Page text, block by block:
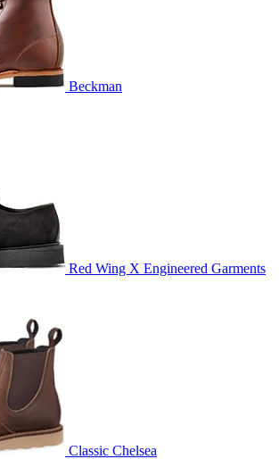
Beckman
Red Wing X Engineered Garments
Classic Chelsea